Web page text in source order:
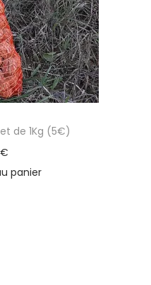
de 1Kg (5€)
€
panier